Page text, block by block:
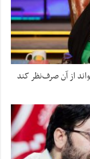
از آن صرف‌نظر کند